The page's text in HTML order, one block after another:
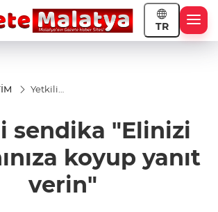
TR
Yetkili
vicdanınıza
koyup
sendika "Elinizi
koyup yanıt
verin"